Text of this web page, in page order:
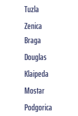
Tuzla
Zenica
Braga
Douglas
Klaipeda
Mostar
Podgorica